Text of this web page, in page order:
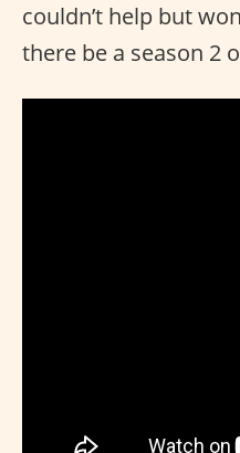
couldn’t help but
there be a season 2